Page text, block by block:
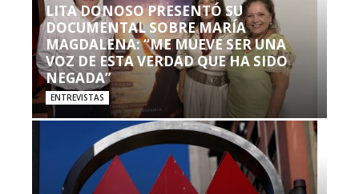
LITA DONOSO PRESENTÓ SU
DOCUMENTAL SOBRE MARÍA
MAGDALENA: “ME MUEVE SER UNA
VOZ DE ESTA VERDAD QUE HA SIDO
NEGADA”
ENTREVISTAS